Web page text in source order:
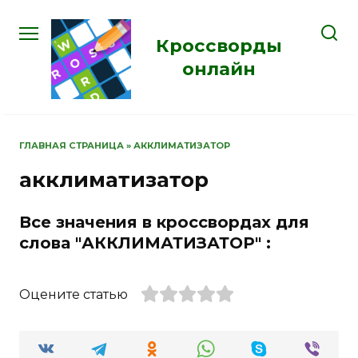
содержанию
Кроссворды
онлайн
ГЛАВНАЯ СТРАНИЦА » АККЛИМАТИЗАТОР
акклиматизатор
Все значения в кроссвордах для
слова "АККЛИМАТИЗАТОР" :
Оцените статью